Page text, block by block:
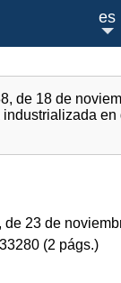
es
de 18 de
en
de 23 de
(2 págs.)